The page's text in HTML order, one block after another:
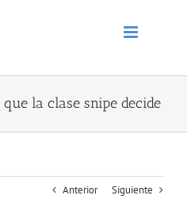
Anterior Siguiente